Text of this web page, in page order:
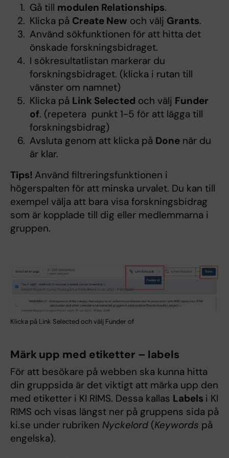
Gå till modulen Relationships.
Klicka på Create New och välj Grants.
Använd sökfunktionen för att hitta det
önskade forskningsbidraget.
I sökresultatlistan markerar du
forskningsbidraget. (klicka i rutan till
vänster om namnet)
Klicka på Link Selected och välj Funder
of. (repetera punkt 1-5 för att lägga till
forskningsbidrag)
Avsluta genom att klicka på Done när du
är klar.
Tips! Använd filtreringsfunktionen i
högerspalten för att minska urvalet. Du kan till
exempel välja att bara visa forskningsbidrag
som är kopplade till dig eller medlemmarna i
gruppen.
Klicka på Link Selected och välj Funder of
Märk upp med etiketter – labels
För att besökare på webben ska kunna hitta
din gruppsida är det viktigt att märka upp den
med etiketter i KI RIMS. Dessa kallas Labels i KI
RIMS och visas längst ner på gruppens sida på
ki.se under rubriken Nyckelord (Keywords på
engelska).